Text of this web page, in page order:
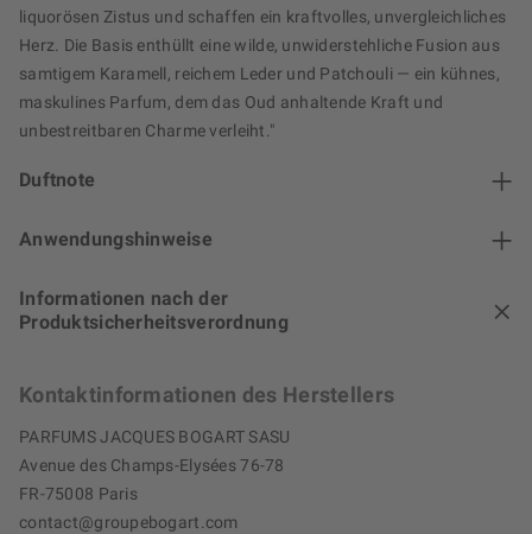
liquorösen Zistus und schaffen ein kraftvolles, unvergleichliches
Herz. Die Basis enthüllt eine wilde, unwiderstehliche Fusion aus
samtigem Karamell, reichem Leder und Patchouli — ein kühnes,
maskulines Parfum, dem das Oud anhaltende Kraft und
unbestreitbaren Charme verleiht."
Duftnote
Anwendungshinweise
Informationen nach der
Produktsicherheitsverordnung
Kontaktinformationen des Herstellers
PARFUMS JACQUES BOGART SASU
Avenue des Champs-Elysées 76-78
FR-75008 Paris
contact@groupebogart.com